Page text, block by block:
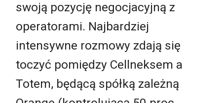
swoją pozycję negocjacyjną z
operatorami. Najbardziej
intensywne rozmowy zdają się
toczyć pomiędzy Cellneksem a
Totem, będącą spółką zależną